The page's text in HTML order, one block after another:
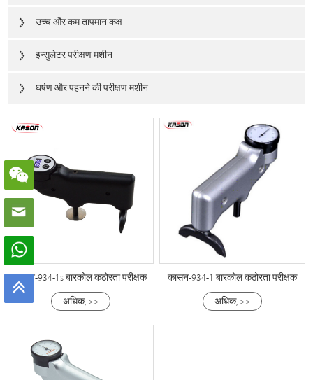
उच्च और कम तापमान कक्ष
इन्सुलेटर परीक्षण मशीन
घर्षण और पहनने की परीक्षण मशीन
कासन-934-1s बारकोल कठोरता परीक्षक
अधिक, >>
कासन-934-1 बारकोल कठोरता परीक्षक
अधिक, >>